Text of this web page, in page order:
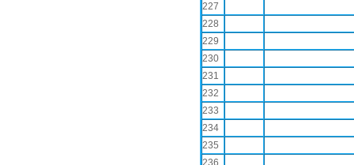
227
228
229
230
231
232
233
234
235
236